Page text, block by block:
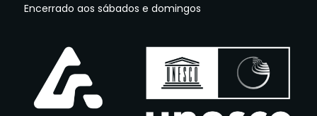
Encerrado aos sábados e domingos